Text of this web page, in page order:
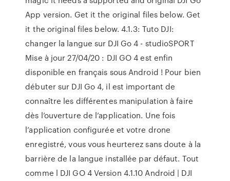
App version. Get it the original files below. Get
it the original files below. 4.1.3: Tuto DJI:
changer la langue sur DJI Go 4 - studioSPORT
Mise à jour 27/04/20 : DJI GO 4 est enfin
disponible en français sous Android ! Pour bien
débuter sur DJI Go 4, il est important de
connaître les différentes manipulation à faire
dès l’ouverture de l’application. Une fois
l’application configurée et votre drone
enregistré, vous vous heurterez sans doute à la
barrière de la langue installée par défaut. Tout
comme l DJI GO 4 Version 4.1.10 Android | DJI